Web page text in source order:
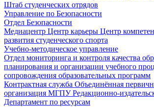
Штаб студенческих отрядов
Управление по Безопасности
Отдел Безопасности
Медиацентр Центр карьеры Центр
развития студенческого спорта
Учебно-методическое управление
Отдел мониторинга и контроля качества
планирования и организации учебного
сопровождения образовательных программ
Контрактная служба Объединённая
организация МГПУРедакционно-
Департамент по ресурсам